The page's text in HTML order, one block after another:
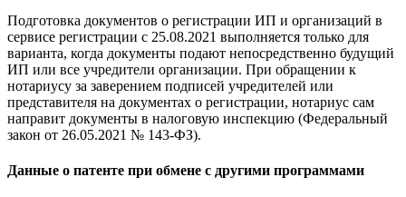
Подготовка документов о регистрации ИП и организаций в
сервисе регистрации с 25.08.2021 выполняется только для
варианта, когда документы подают непосредственно будущий
ИП или все учредители организации. При обращении к
нотариусу за заверением подписей учредителей или
представителя на документах о регистрации, нотариус сам
направит документы в налоговую инспекцию (Федеральный
закон от 26.05.2021 № 143-ФЗ).
Данные о патенте при обмене с другими программами